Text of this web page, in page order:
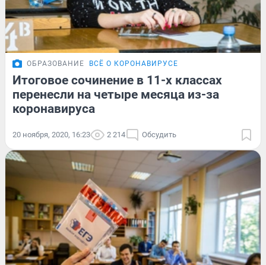
ОБРАЗОВАНИЕ ВСЁ О КОРОНАВИРУСЕ
Итоговое сочинение в 11-х классах
перенесли на четыре месяца из-за
коронавируса
20 ноября, 2020, 16:23 2 214 Обсудить